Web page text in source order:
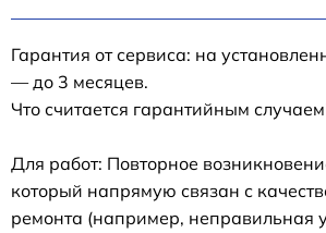
Гарантия от сервиса: на
— до 3 месяцев.
Что считается гарантийным
Для работ: Повторное
который напрямую связан с
ремонта (например, неправильная